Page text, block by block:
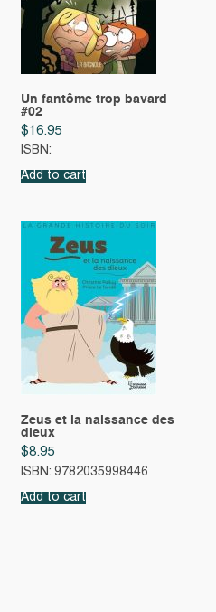
Un fantôme trop bavard
#02
$16.95
ISBN:
Add to cart
Zeus et la naissance des
dieux
$8.95
ISBN: 9782035998446
Add to cart